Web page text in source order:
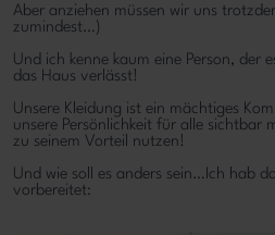
Aber anziehen müssen wir uns
zumindest…)
Und ich kenne kaum eine Person, der
das Haus verlässt!
Unsere Kleidung ist ein mächtiges
unsere Persönlichkeit für alle sichtbar
zu seinem Vorteil nutzen!
Und wie soll es anders sein…Ich hab
vorbereitet: